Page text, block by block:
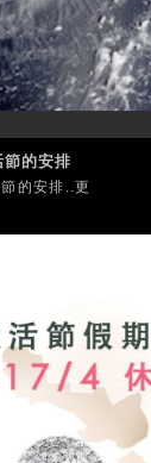
的安排
的安排..更